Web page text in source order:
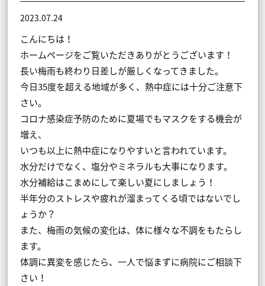
2023.07.24
こんにちは！
ホームページをご覧いただきありがとうございます！
長い梅雨も終わり日差しが厳しくなってきました。
今日35度を超える地域が多く、熱中症には十分ご注意下
さい。
コロナ感染症予防のために夏場でもマスクをする機会が
増え、
いつも以上に熱中症になりやすいと言われています。
水分だけでなく、塩分やミネラルも大事になります。
水分補給はこまめにして楽しい夏にしましょう！
半年分のストレスや疲れが溜まってくる頃ではないでし
ょうか？
また、梅雨の気候の変化は、体に様々な不調をもたらし
ます。
体調に異変を感じたら、一人で悩まずに病院にご相談下
さい！